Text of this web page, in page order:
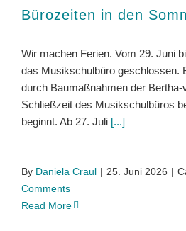
Bürozeiten in den
Wir machen Ferien. Vom 29. Juni
das Musikschulbüro geschlossen.
durch Baumaßnahmen der
Schließzeit des Musikschulbüros
beginnt. Ab 27. Juli [...]
By Daniela Craul | 25. Juni 2026 |
Comments
Read More